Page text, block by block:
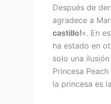
Después de
agradece a
castillo!«. En
ha estado en
solo una
Princesa Peach
la princesa es